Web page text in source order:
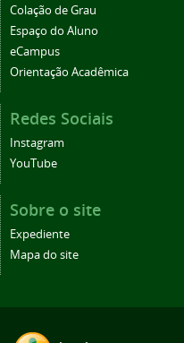
Colação de Grau
Espaço do Aluno
eCampus
Orientação Acadêmica
Redes Sociais
Instagram
YouTube
Sobre o site
Expediente
Mapa do site